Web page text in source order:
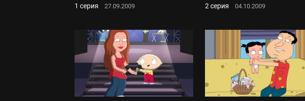
1 серия 27.09.2009 2 серия 04.10.2009